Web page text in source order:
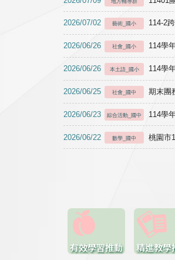
2026/07/02 藝術_國小 114-2
2026/06/26 社會_國小 114學
2026/06/26 本土語_國小 114學
2026/06/25 社會_國中 期末團
2026/06/23 綜合活動_國中 114學
2026/06/22 數學_國中 桃園市
有效學習推動 精進教學